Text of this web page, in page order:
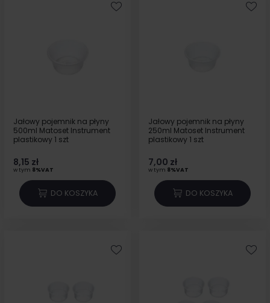
Jałowy pojemnik na płyny
500ml Matoset Instrument
plastikowy 1 szt
8,15 zł
w tym 8%VAT
DO KOSZYKA
Jałowy pojemnik na płyny
250ml Matoset Instrument
plastikowy 1 szt
7,00 zł
w tym 8%VAT
DO KOSZYKA